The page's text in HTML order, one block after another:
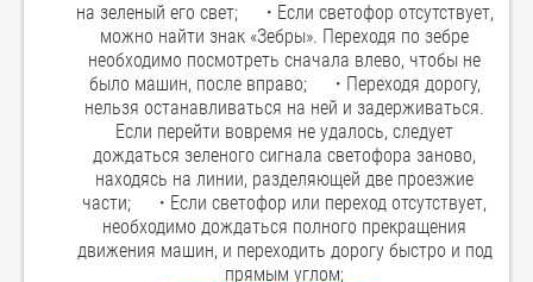
на зеленый его свет;
· Если светофор отсутствует,
можно найти знак «Зебры». Переходя по зебре
необходимо посмотреть сначала влево, чтобы не
было машин, после вправо;
· Переходя дорогу,
нельзя останавливаться на ней и задерживаться.
Если перейти вовремя не удалось, следует
дождаться зеленого сигнала светофора заново,
находясь на линии, разделяющей две проезжие
части;
· Если светофор или переход отсутствует,
необходимо дождаться полного прекращения
движения машин, и переходить дорогу быстро и под
прямым углом;